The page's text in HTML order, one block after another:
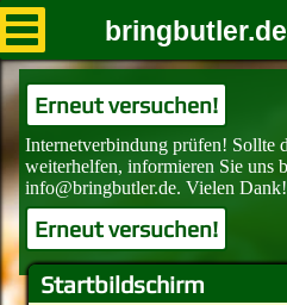
Startbildschirm
bringbutler.de
Erneut versuchen!
Erneut versuchen!